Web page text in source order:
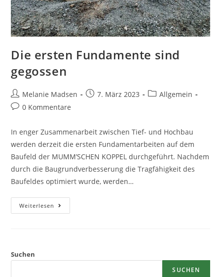
Die ersten Fundamente sind
gegossen
Melanie Madsen 7. März 2023
Allgemein
0 Kommentare
In enger Zusammenarbeit zwischen Tief- und Hochbau
werden derzeit die ersten Fundamentarbeiten auf dem
Baufeld der MUMM’SCHEN KOPPEL durchgeführt. Nachdem
durch die Baugrundverbesserung die Tragfähigkeit des
Baufeldes optimiert wurde, werden…
Weiterlesen
Suchen
SUCHEN